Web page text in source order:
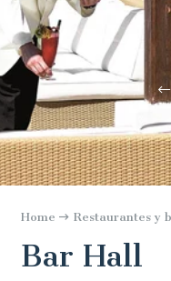
Home Restaurantes y
Bar Hall